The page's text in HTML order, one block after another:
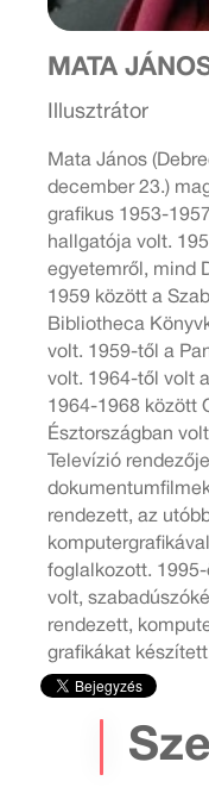
MATA
Illusztrátor
Mata János
december 23.)
grafikus 1953-
hallgatója volt.
egyetemről, mind
1959 között a
Bibliotheca
volt. 1959-től a
volt. 1964-től volt
1964-1968 között
Észtországban
Televízió
rendezett, az
foglalkozott.
volt,
rendezett,
grafikákat